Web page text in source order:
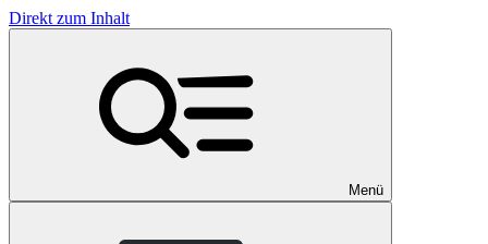
Direkt zum Inhalt
Menü